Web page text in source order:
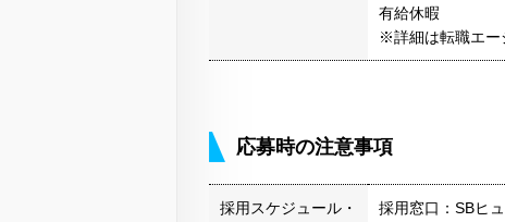
有給休暇
※詳細は転職エー
応募時の注意事項
採用スケジュール・
採用窓口：SBヒ